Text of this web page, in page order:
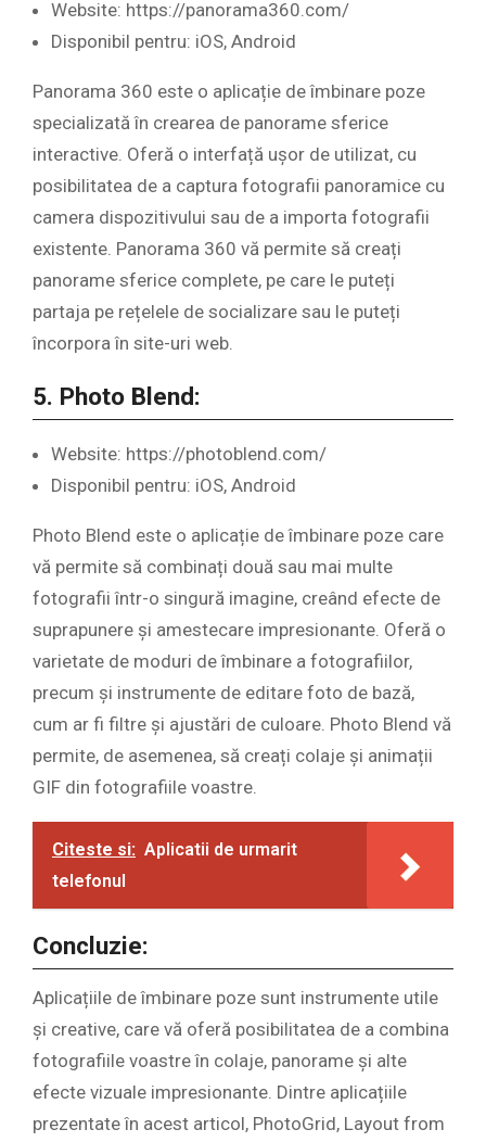
Website: https://panorama360.com/
Disponibil pentru: iOS, Android
Panorama 360 este o aplicație de îmbinare poze
specializată în crearea de panorame sferice
interactive. Oferă o interfață ușor de utilizat, cu
posibilitatea de a captura fotografii panoramice cu
camera dispozitivului sau de a importa fotografii
existente. Panorama 360 vă permite să creați
panorame sferice complete, pe care le puteți
partaja pe rețelele de socializare sau le puteți
încorpora în site-uri web.
5. Photo Blend:
Website: https://photoblend.com/
Disponibil pentru: iOS, Android
Photo Blend este o aplicație de îmbinare poze care
vă permite să combinați două sau mai multe
fotografii într-o singură imagine, creând efecte de
suprapunere și amestecare impresionante. Oferă o
varietate de moduri de îmbinare a fotografiilor,
precum și instrumente de editare foto de bază,
cum ar fi filtre și ajustări de culoare. Photo Blend vă
permite, de asemenea, să creați colaje și animații
GIF din fotografiile voastre.
Citeste si: Aplicatii de urmarit
telefonul
Concluzie:
Aplicațiile de îmbinare poze sunt instrumente utile
și creative, care vă oferă posibilitatea de a combina
fotografiile voastre în colaje, panorame și alte
efecte vizuale impresionante. Dintre aplicațiile
prezentate în acest articol, PhotoGrid, Layout from